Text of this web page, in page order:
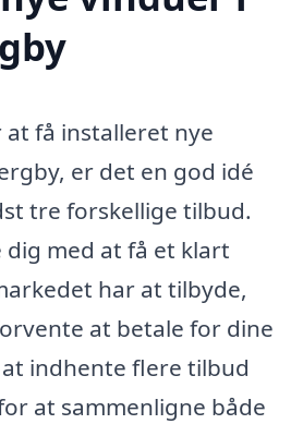
få installeret nye
er det en god idé
tre forskellige tilbud.
med at få et klart
har at tilbyde,
at betale for dine
indhente flere tilbud
at sammenligne både